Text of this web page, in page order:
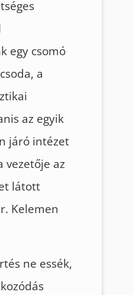
egy csomó
a
az egyik
járó intézet
vezetője az
látott
Kelemen
ne essék,